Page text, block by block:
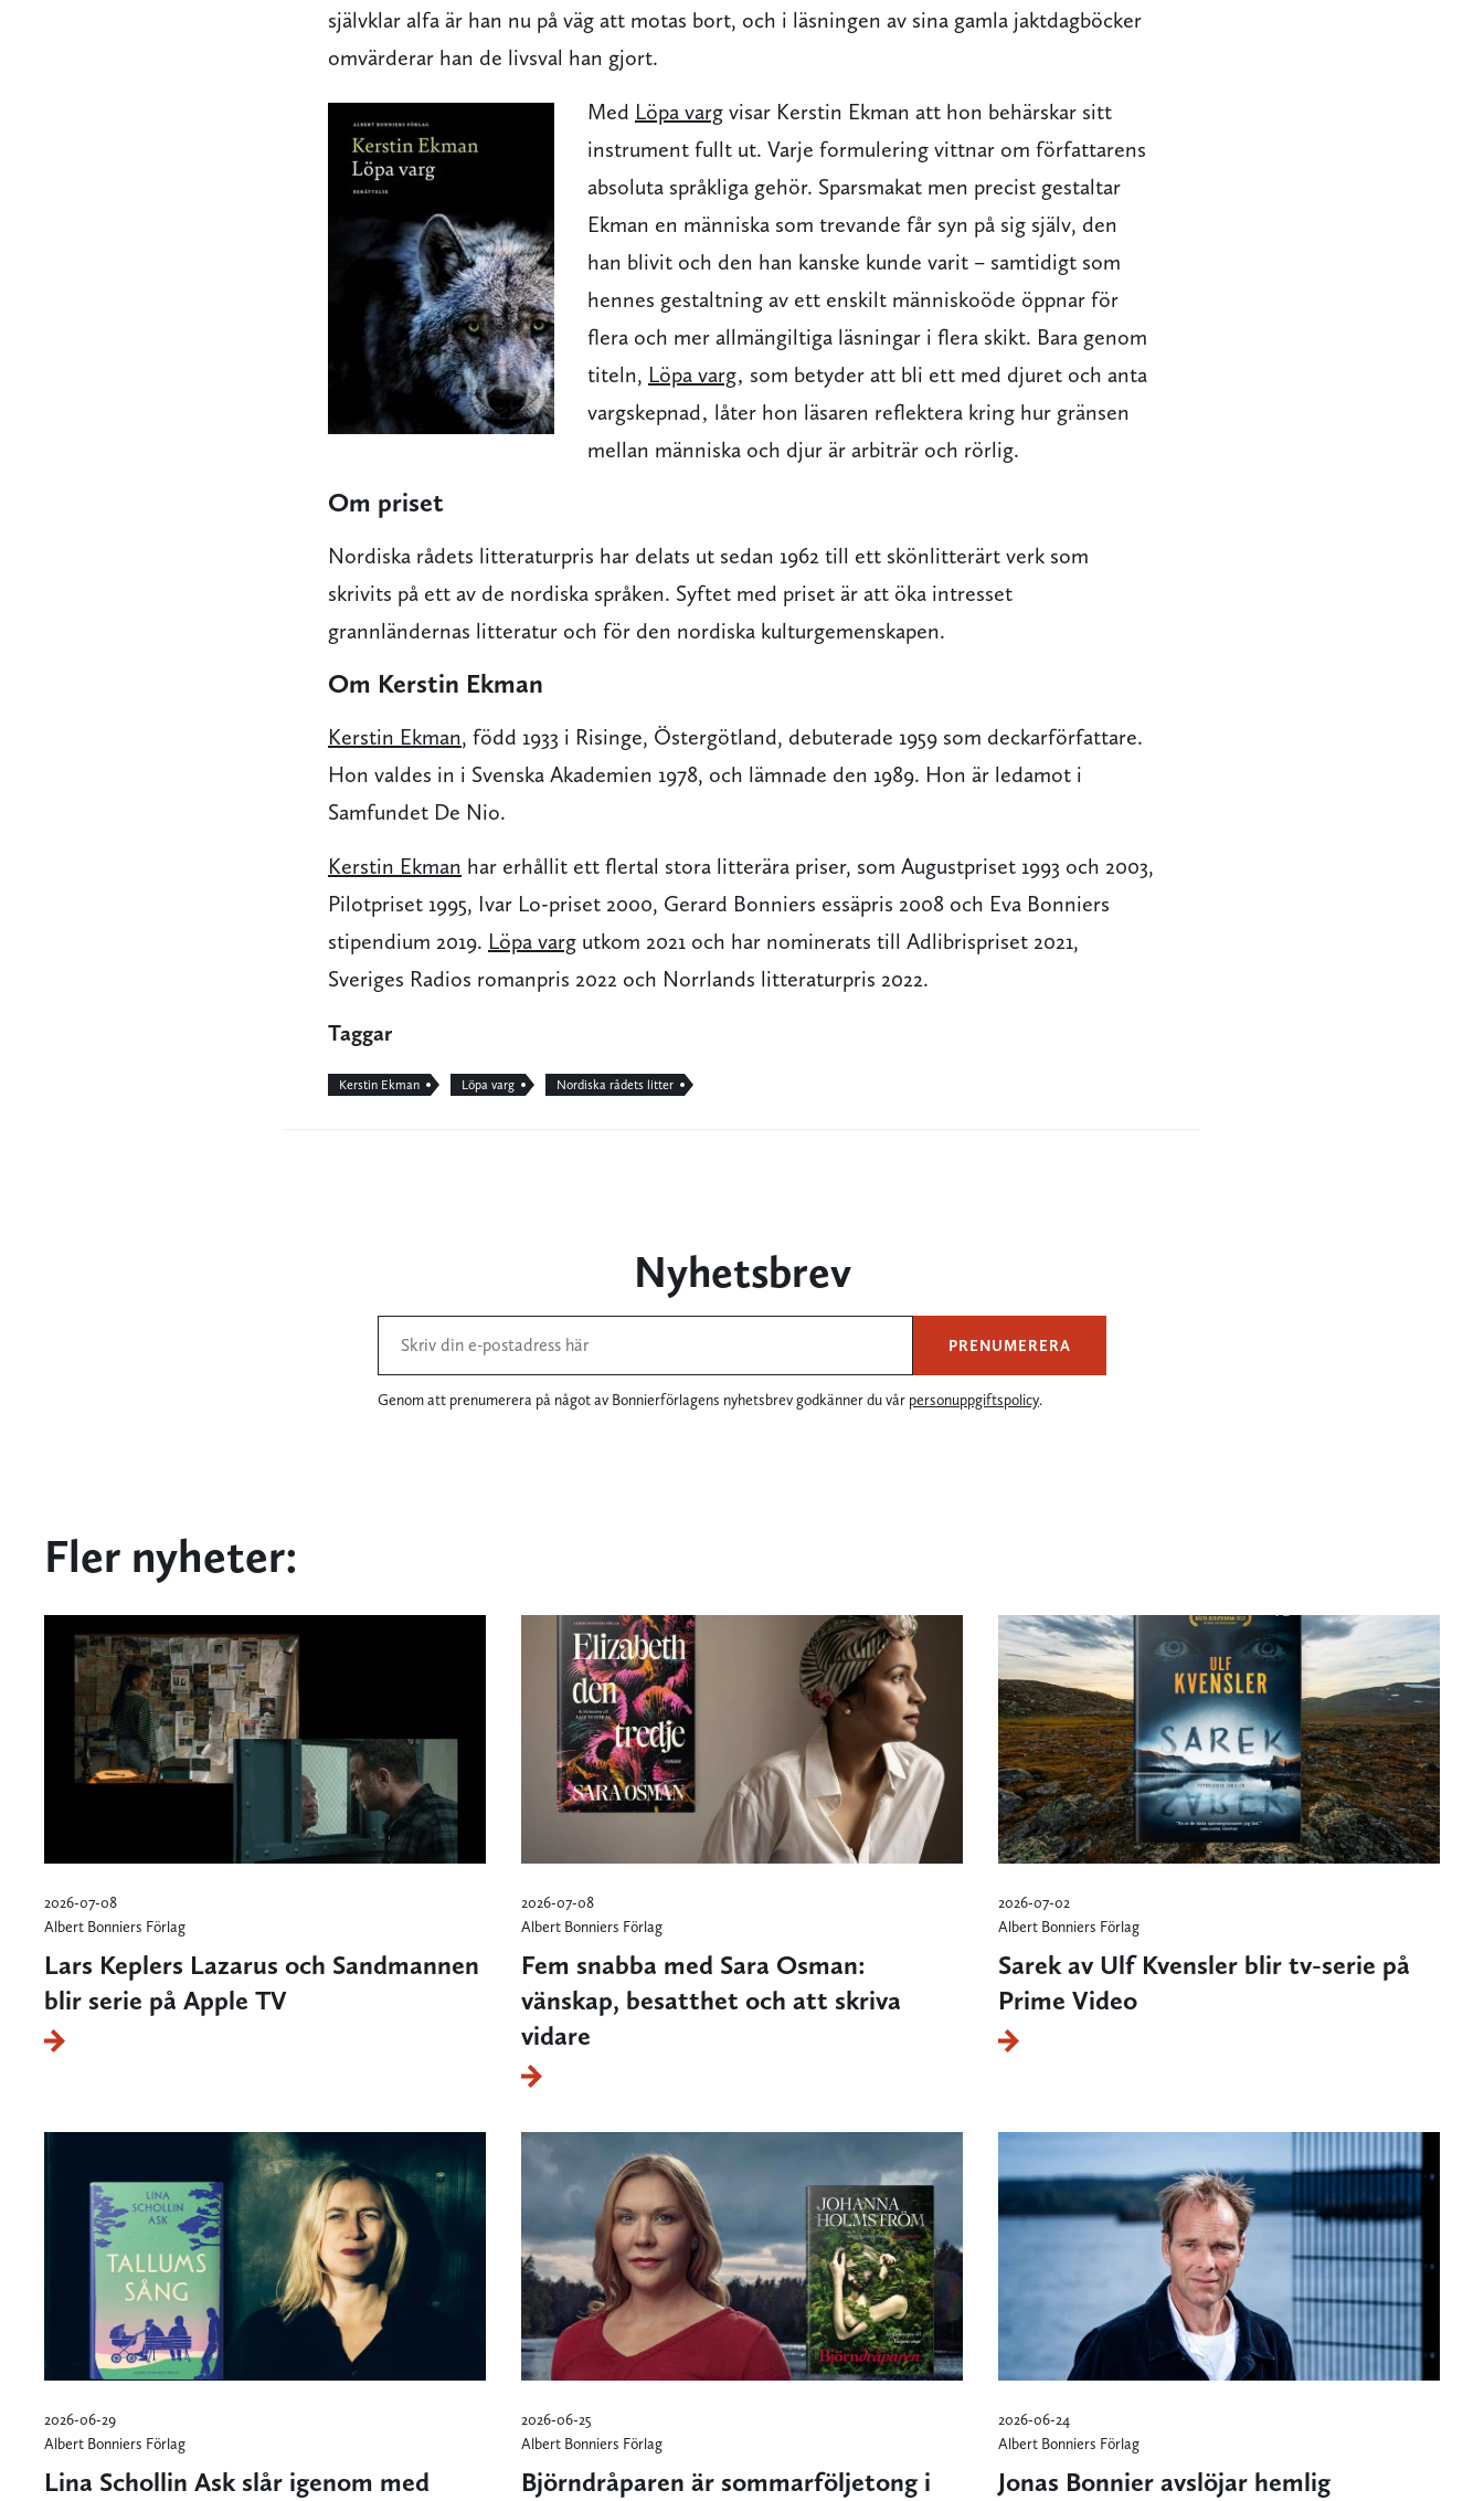
självklar alfa är han nu på väg att motas bort, och i läsningen av sina gamla jaktdagböcker
omvärderar han de livsval han gjort.
Med Löpa varg visar Kerstin Ekman att hon behärskar sitt
instrument fullt ut. Varje formulering vittnar om författarens
absoluta språkliga gehör. Sparsmakat men precist gestaltar
Ekman en människa som trevande får syn på sig själv, den
han blivit och den han kanske kunde varit – samtidigt som
hennes gestaltning av ett enskilt människoöde öppnar för
flera och mer allmängiltiga läsningar i flera skikt. Bara genom
titeln, Löpa varg‚ som betyder att bli ett med djuret och anta
vargskepnad‚ låter hon läsaren reflektera kring hur gränsen
mellan människa och djur är arbiträr och rörlig.
Om priset
Nordiska rådets litteraturpris har delats ut sedan 1962 till ett skönlitterärt verk som
skrivits på ett av de nordiska språken. Syftet med priset är att öka intresset
grannländernas litteratur och för den nordiska kulturgemenskapen.
Om Kerstin Ekman
Kerstin Ekman, född 1933 i Risinge, Östergötland, debuterade 1959 som deckarförfattare.
Hon valdes in i Svenska Akademien 1978, och lämnade den 1989. Hon är ledamot i
Samfundet De Nio.
Kerstin Ekman har erhållit ett flertal stora litterära priser, som Augustpriset 1993 och 2003,
Pilotpriset 1995, Ivar Lo-priset 2000, Gerard Bonniers essäpris 2008 och Eva Bonniers
stipendium 2019. Löpa varg utkom 2021 och har nominerats till Adlibrispriset 2021,
Sveriges Radios romanpris 2022 och Norrlands litteraturpris 2022.
Taggar
Kerstin Ekman Löpa varg Nordiska rådets litter
Nyhetsbrev
PRENUMERERA
Genom att prenumerera på något av Bonnierförlagens nyhetsbrev godkänner du vår personuppgiftspolicy.
Fler nyheter:
2026-07-08
Albert Bonniers Förlag
Lars Keplers Lazarus och Sandmannen
blir serie på Apple TV
2026-07-08
Albert Bonniers Förlag
Fem snabba med Sara Osman:
vänskap, besatthet och att skriva
vidare
2026-07-02
Albert Bonniers Förlag
Sarek av Ulf Kvensler blir tv-serie på
Prime Video
2026-06-29
Albert Bonniers Förlag
Lina Schollin Ask slår igenom med
2026-06-25
Albert Bonniers Förlag
Björndråparen är sommarföljetong i
2026-06-24
Albert Bonniers Förlag
Jonas Bonnier avslöjar hemlig